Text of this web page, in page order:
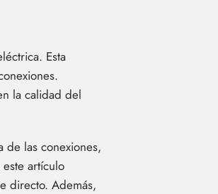
Esta
la calidad del
de las conexiones,
artículo
directo. Además,